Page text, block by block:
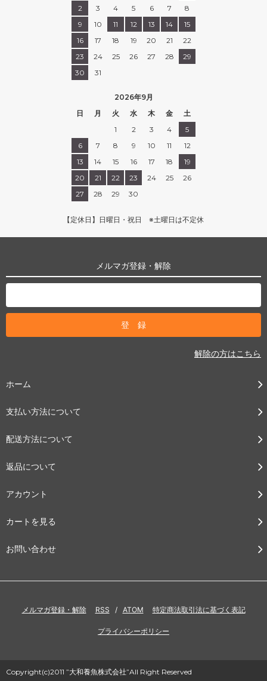
2
3 4 5 6 7
8
9
10 11 12 13 14
15
16
17 18 19 20 21
22
23
24 25 26 27 28
29
30
31
2026年9月
日
月 火 水 木 金
土
1
2 3 4
5
6
7 8 9 10 11
12
13
14 15 16 17 18
19
20
21 22 23 24 25
26
27
28 29 30
【定休日】日曜日・祝日 ※土曜日は不定休
メルマガ登録・解除
解除の方はこちら
ホーム
支払い方法について
配送方法について
返品について
アカウント
カートを見る
お問い合わせ
メルマガ登録・解除 RSS / ATOM 特定商法取引法に基づく表記
プライバシーポリシー
Copyright(c)2011 ”大和養魚株式会社”All Right Reserved